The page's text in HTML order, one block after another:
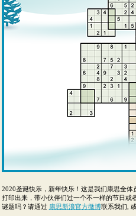
2020圣诞快乐，新年快乐！这是我们康思全
打印出来，带小伙伴们过一个不一样的节日或
谜题吗？请通过 康思新浪官方微博联系我们,